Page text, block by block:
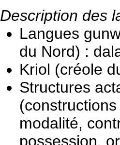
Description des
Langues
du Nord) :
Kriol (créole
Structures
modalité,
possession,